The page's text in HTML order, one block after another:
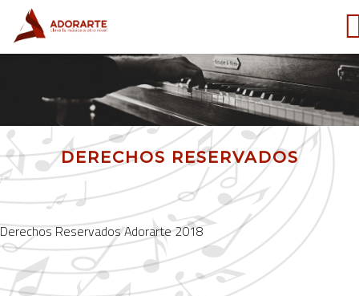
DERECHOS RESERVADOS
Derechos Reservados Adorarte 2018